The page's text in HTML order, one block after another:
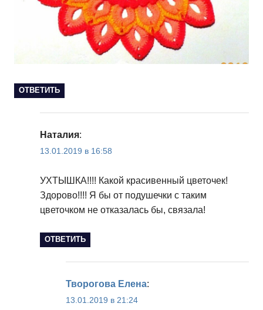
ОТВЕТИТЬ
Наталия:
13.01.2019 в 16:58
УХТЫШКА!!!! Какой красивенный цветочек!
Здорово!!!! Я бы от подушечки с таким
цветочком не отказалась бы, связала!
ОТВЕТИТЬ
Творогова Елена:
13.01.2019 в 21:24